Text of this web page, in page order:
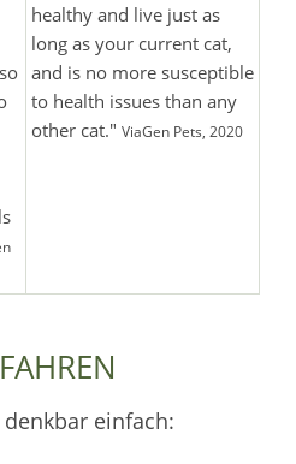
healthy and live just as
long as your current cat,
and is no more susceptible
to health issues than any
other cat." ViaGen Pets, 2020
einfach: